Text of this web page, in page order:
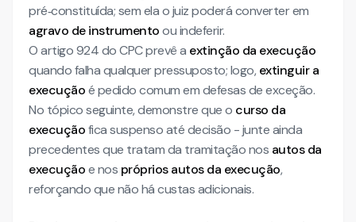
pré‑constituída; sem ela o juiz poderá converter em
agravo de instrumentoou indeferir.
O artigo 924 do CPC prevê a extinção da execução
quando falha qualquer pressuposto; logo,extinguir a
execuçãoé pedido comum em defesas de exceção.
No tópico seguinte, demonstre que o curso da
execuçãofica suspenso até decisão - junte ainda
precedentes que tratam da tramitação nos autos da
execuçãoe nos próprios autos da execução,
reforçando que não há custas adicionais.